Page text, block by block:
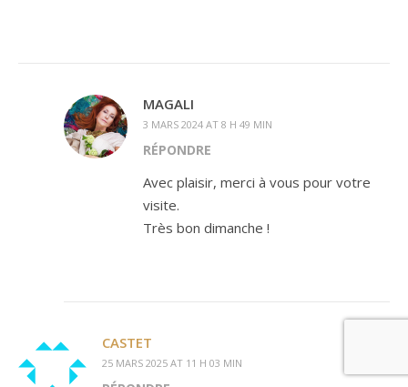
MAGALI
3 MARS 2024 AT 8 H 49 MIN
RÉPONDRE
Avec plaisir, merci à vous pour votre
visite.
Très bon dimanche !
CASTET
25 MARS 2025 AT 11 H 03 MIN